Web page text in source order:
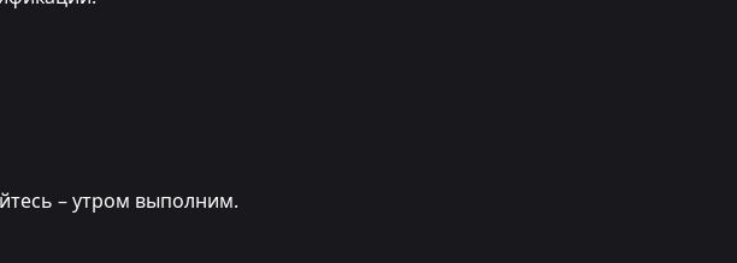
– утром выполним.